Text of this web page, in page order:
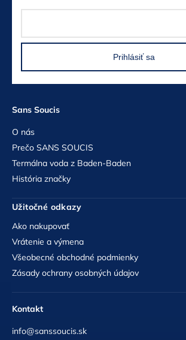
Sans Soucis
O nás
Prečo SANS SOUCIS
Termálna voda z Baden-Baden
História značky
Užitočné odkazy
Ako nakupovať
Vrátenie a výmena
Všeobecné obchodné podmienky
Zásady ochrany osobných údajov
Kontakt
info@sanssoucis.sk
Prihlásiť sa